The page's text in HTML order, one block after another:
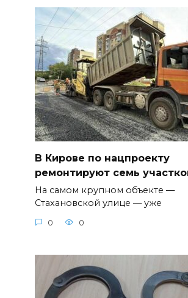
В Кирове по нацпроекту
ремонтируют семь
На самом крупном объекте —
Стахановской улице — уже
0 0